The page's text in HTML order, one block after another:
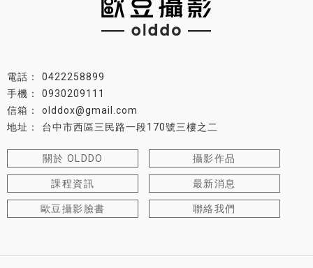
0422258899
0930209111
olddox@gmail.com
台中市西區三民路一段170號三樓之二
關於 OLDDO 攝影作品
課程資訊 最新消息
歐豆攝影臉書 聯絡我們